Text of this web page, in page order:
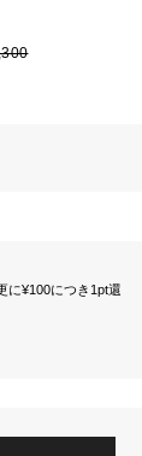
に¥100につき1pt還